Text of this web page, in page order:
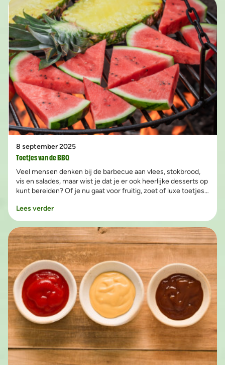
8 september 2025
Toetjes van de BBQ
Veel mensen denken bij de barbecue aan vlees, stokbrood,
vis en salades, maar wist je dat je er ook heerlijke desserts op
kunt bereiden? Of je nu gaat voor fruitig, zoet of luxe toetjes:
en vlees kunt grillen op de BBQ. Bij alle recepten gaan we uit
van 4 personen.
Lees verder